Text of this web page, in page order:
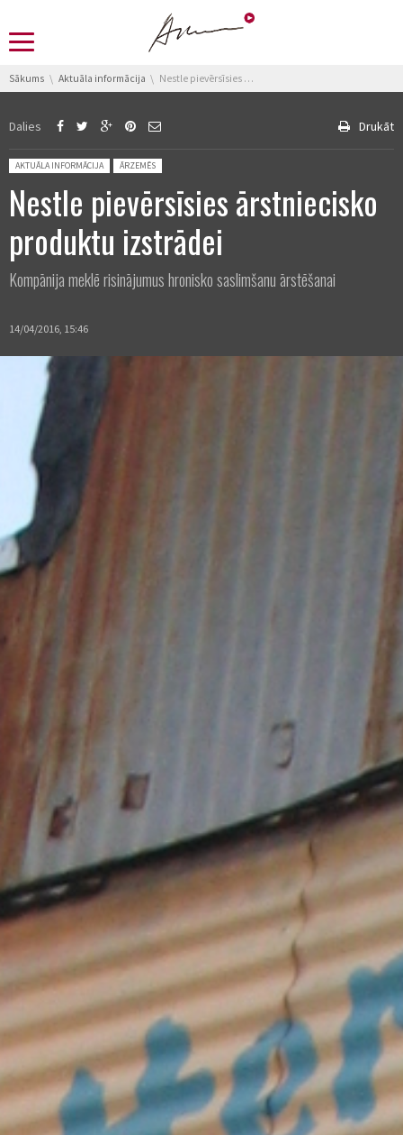
You are here:
Sākums Aktuāla informācija Nestle pievērsīsies ārstniecisko produktu izstrādei
Dalies Drukāt
Posted in:
AKTUĀLA INFORMĀCIJA ĀRZEMĒS
Nestle pievērsīsies ārstniecisko
produktu izstrādei
Kompānija meklē risinājumus hronisko saslimšanu ārstēšanai
14/04/2016, 15:46